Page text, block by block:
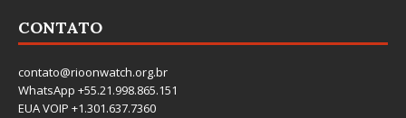
CONTATO
contato@rioonwatch.org.br
WhatsApp +55.21.998.865.151
EUA VOIP +1.301.637.7360